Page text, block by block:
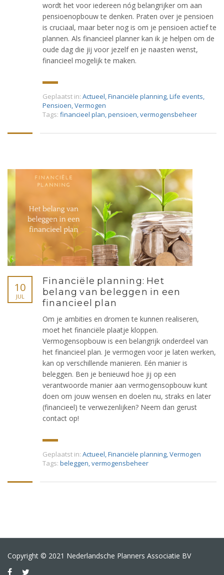
wordt het voor iedereen nóg belangrijker om aan
pensioenopbouw te denken. Praten over je pensioen
is cruciaal, maar beter nog is om je pensioen actief te
plannen. Als financieel planner kan ik je helpen om de
oude dag die jij voor jezelf en je naasten wenst,
financieel mogelijk te maken.
Geplaatst in: Actueel,Financiële planning,Life events,
Pensioen,Vermogen
Tags: financieel plan,pensioen,vermogensbeheer
10
JUL
Financiële planning: Het
belang van beleggen in een
financieel plan
Om je ambities en dromen te kunnen realiseren,
moet het financiële plaatje kloppen.
Vermogensopbouw is een belangrijk onderdeel van
het financieel plan. Je vermogen voor je laten werken,
kan op verschillende manieren. Eén manier is
beleggen. Ben je benieuwd hoe jij op een
verantwoorde manier aan vermogensopbouw kunt
doen om jouw wensen en doelen nu, straks en later
(financieel) te verwezenlijken? Neem dan gerust
contact op!
Geplaatst in: Actueel,Financiële planning,Vermogen
Tags: beleggen,vermogensbeheer
Copyright © 2021 Nederlandsche Planners Associatie BV